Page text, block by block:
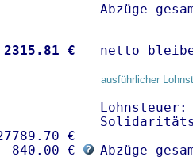
Abzüge
2315.81 € netto
ausführlicher
€
€
Abzüge